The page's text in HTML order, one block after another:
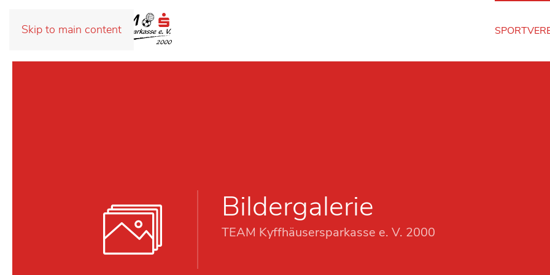
Skip to main content
Bildergalerie
TEAM Kyffhäusersparkasse e. V. 2000